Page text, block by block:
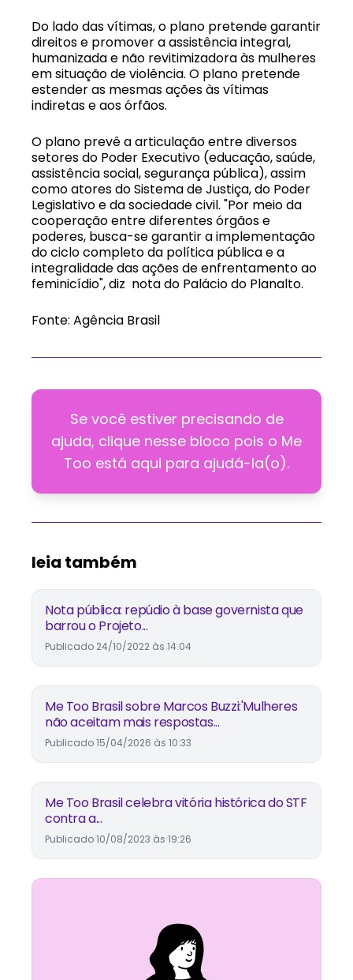
Do lado das vítimas, o plano pretende garantir
direitos e promover a assistência integral,
humanizada e não revitimizadora às mulheres
em situação de violência. O plano pretende
estender as mesmas ações às vítimas
indiretas e aos órfãos.
O plano prevê a articulação entre diversos
setores do Poder Executivo (educação, saúde,
assistência social, segurança pública), assim
como atores do Sistema de Justiça, do Poder
Legislativo e da sociedade civil. "Por meio da
cooperação entre diferentes órgãos e
poderes, busca-se garantir a implementação
do ciclo completo da política pública e a
integralidade das ações de enfrentamento ao
feminicídio", diz nota do Palácio do Planalto.
Fonte: Agência Brasil
Se você estiver precisando de
ajuda, clique nesse bloco pois o Me
Too está aqui para ajudá-la(o).
leia também
Nota pública: repúdio à base governista que
barrou o Projeto...
Publicado 24/10/2022 às 14:04
Me Too Brasil sobre Marcos Buzzi:'Mulheres
não aceitam mais respostas...
Publicado15/04/2026 às 10:33
Me Too Brasil celebra vitória histórica do STF
contra a...
Publicado10/08/2023 às 19:26